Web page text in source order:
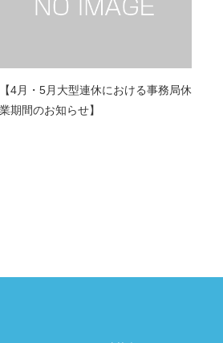
【4月・5月大型連休における事務局休
業期間のお知らせ】